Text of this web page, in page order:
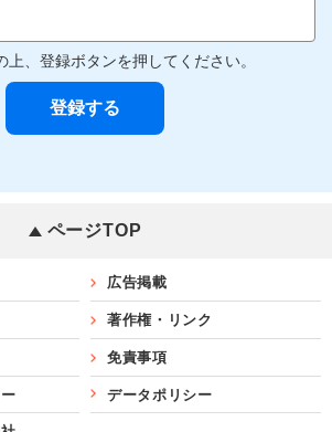
上、登録ボタンを押してください。
ページTOP
広告掲載
著作権・リンク
免責事項
データポリシー